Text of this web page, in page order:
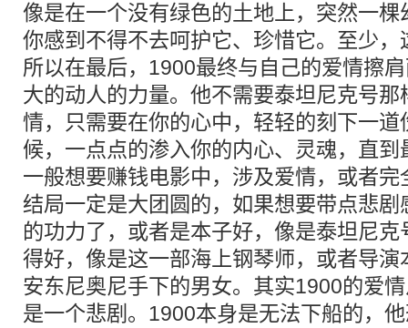
像是在一个没有绿色的土地上，突然一
你感到不得不去呵护它、珍惜它。至少
所以在最后，1900最终与自己的爱情擦
大的动人的力量。他不需要泰坦尼克号
情，只需要在你的心中，轻轻的刻下一
候，一点点的渗入你的内心、灵魂，直
一般想要赚钱电影中，涉及爱情，或者
结局一定是大团圆的，如果想要带点悲
的功力了，或者是本子好，像是泰坦尼
得好，像是这一部海上钢琴师，或者导
安东尼奥尼手下的男女。其实1900的爱
是一个悲剧。1900本身是无法下船的，